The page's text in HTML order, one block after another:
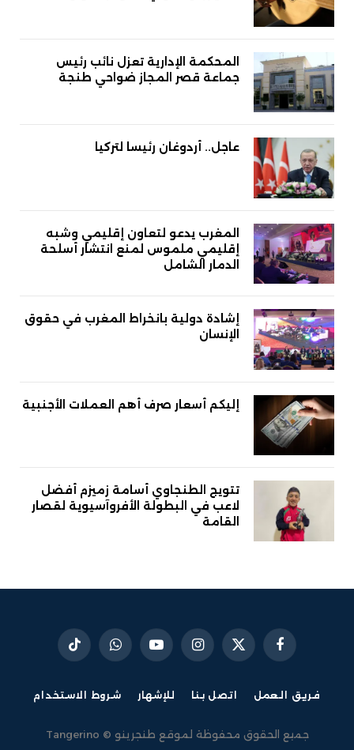
المحكمة الإدارية تعزل نائب رئيس
جماعة قصر المجاز ضواحي طنجة
عاجل.. أردوغان رئيسا لتركيا
المغرب يدعو لتعاون إقليمي وشبه
إقليمي ملموس لمنع انتشار أسلحة
الدمار الشامل
إشادة دولية بانخراط المغرب في حقوق
الإنسان
إليكم أسعار صرف أهم العملات الأجنبية
تتويج الطنجاوي أسامة زميزم أفضل
لاعب في البطولة الأفروآسيوية لقصار
القامة
فيسبوكX
(Twitter)
الانستغراميوتيوب واتساب تيكتوك
فريق العمل اتصل بنا للإشهار شروط الاستخدام
جميع الحقوق محفوظة لموقع طنجرينو © Tangerino